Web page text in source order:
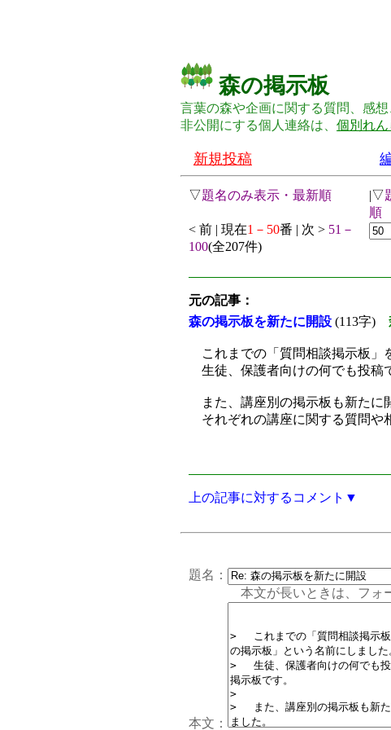
森の掲示板
言葉の森や企画に関する質問、感
非公開にする個人連絡は、 個別れん
新規投稿
▽題名のみ表示・最新順 |▽
順
< 前 | 現在1－50番 | 次 > 51－
100(全207件)
元の記事：
森の掲示板を新たに開設 (113字)
これまでの「質問相談掲示板」
生徒、保護者向けの何でも投稿
また、講座別の掲示板も新たに
それぞれの講座に関する質問や
上の記事に対するコメント▼
題名：
本文が長いときは、フォーム
本文：